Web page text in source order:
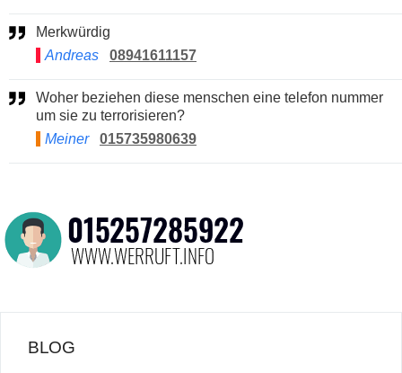
Merkwürdig
Andreas
08941611157
Woher beziehen diese menschen eine telefon nummer
um sie zu terrorisieren?
Meiner
015735980639
BLOG